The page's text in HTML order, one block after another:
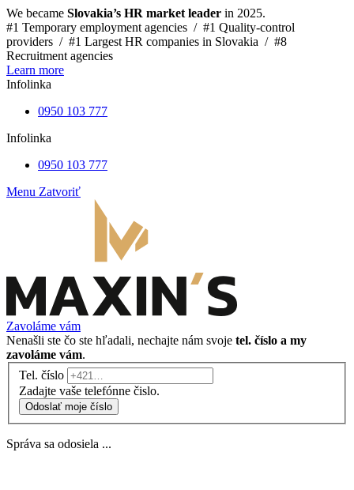
We became Slovakia’s HR market leader in 2025.
#1 Temporary employment agencies / #1 Quality-control
providers / #1 Largest HR companies in Slovakia / #8
Recruitment agencies
Learn more
Infolinka
0950 103 777
Infolinka
0950 103 777
Menu Zatvoriť
Zavoláme vám
Nenašli ste čo ste hľadali, nechajte nám svoje tel. číslo a my
zavoláme vám.
Tel. číslo
Zadajte vaše telefónne čislo.
Odoslať moje číslo
Správa sa odosiela ...